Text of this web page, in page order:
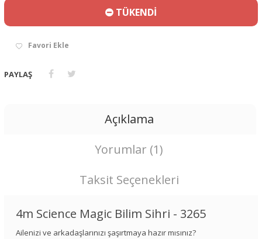
TÜKENDİ
Favori Ekle
PAYLAŞ
Açıklama
Yorumlar (1)
Taksit Seçenekleri
4m Science Magic Bilim Sihri - 3265
Ailenizi ve arkadaşlarınızı şaşırtmaya hazır mısınız?